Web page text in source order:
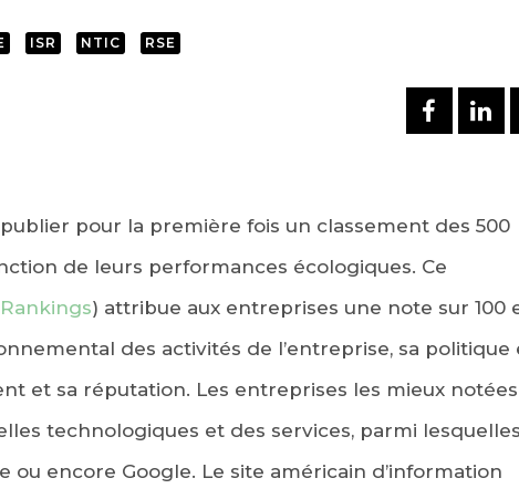
ISR NTIC RSE
pour la première fois un classement des 500
de leurs performances écologiques. Ce
) attribue aux entreprises une note sur 100
des activités de l’entreprise, sa politique
et sa réputation. Les entreprises les mieux notées
technologiques et des services, parmi lesquelles
ou encore Google. Le site américain d’information